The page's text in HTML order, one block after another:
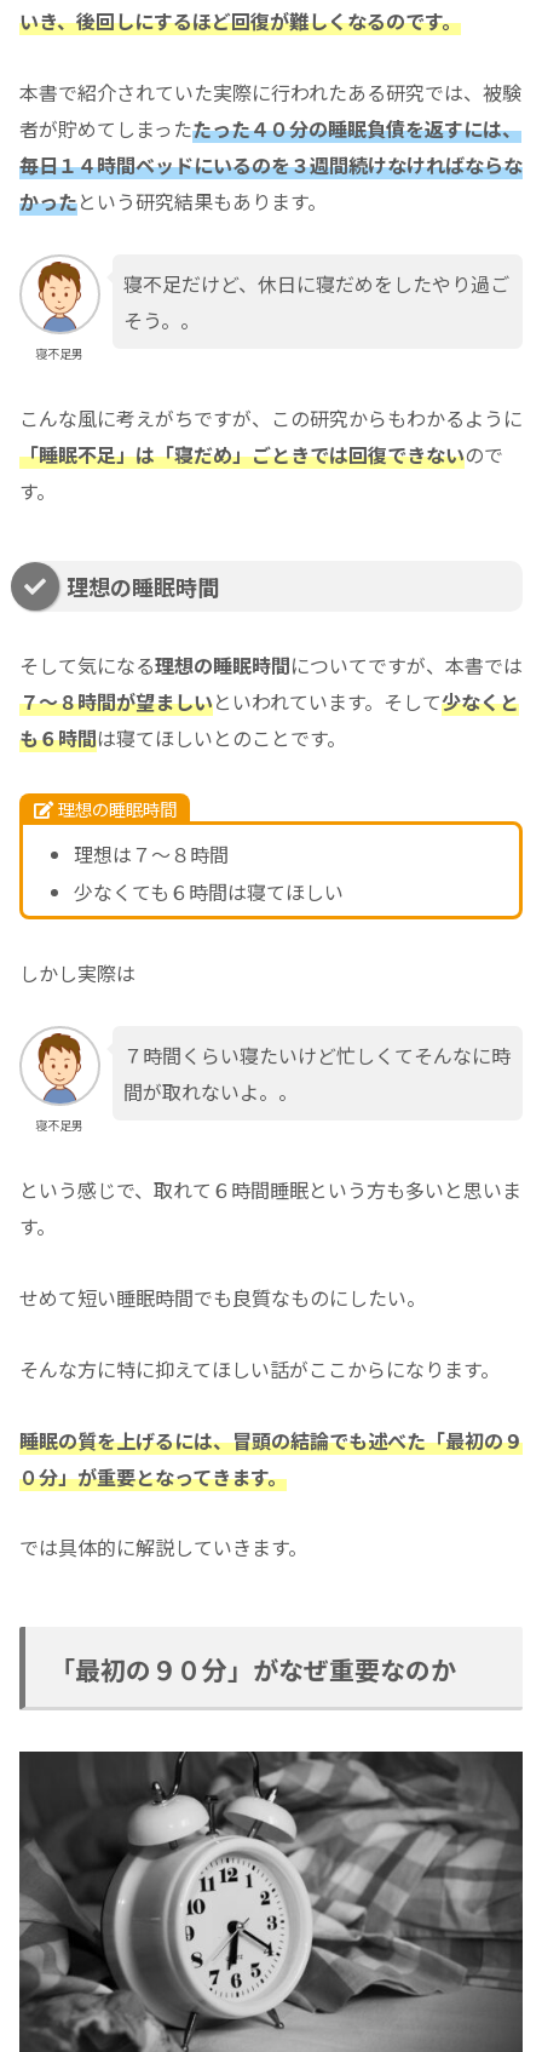
いき、後回しにするほど回復が難しくなるのです。
本書で紹介されていた実際に行われたある研究では、被験
者が貯めてしまったたった４０分の睡眠負債を返すには、
毎日１４時間ベッドにいるのを３週間続けなければならな
かったという研究結果もあります。
寝不足男
寝不足だけど、休日に寝だめをしたやり過ご
そう。。
こんな風に考えがちですが、この研究からもわかるように
「睡眠不足」は「寝だめ」ごときでは回復できないので
す。
理想の睡眠時間
そして気になる理想の睡眠時間についてですが、本書では
７～８時間が望ましいといわれています。そして少なくと
も６時間は寝てほしいとのことです。
理想の睡眠時間
理想は７～８時間
少なくても６時間は寝てほしい
しかし実際は
寝不足男
７時間くらい寝たいけど忙しくてそんなに時
間が取れないよ。。
という感じで、取れて６時間睡眠という方も多いと思いま
す。
せめて短い睡眠時間でも良質なものにしたい。
そんな方に特に抑えてほしい話がここからになります。
睡眠の質を上げるには、冒頭の結論でも述べた「最初の９
０分」が重要となってきます。
では具体的に解説していきます。
「最初の９０分」がなぜ重要なのか